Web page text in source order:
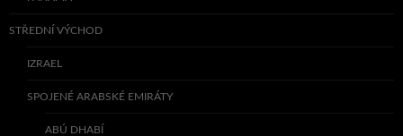
STŘEDNÍ VÝCHOD
IZRAEL
SPOJENÉ ARABSKÉ EMIRÁTY
ABÚ DHABÍ